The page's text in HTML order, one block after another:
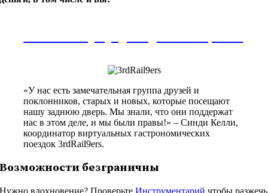
«У нас есть замечательная группа друзей и
поклонников, старых и новых, которые посещают
нашу заднюю дверь. Мы знали, что они поддержат
нас в этом деле, и мы были правы!» – Синди Келли,
координатор виртуальных гастрономических
поездок 3rdRail9ers.
Возможности безграничны
Нужно вдохновение? ПроверьтеИнструментарий чтобы разжечь